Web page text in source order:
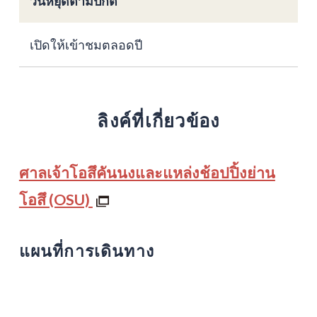
เปิดให้เข้าชมตลอดปี
ลิงค์ที่เกี่ยวข้อง
ศาลเจ้าโอสึคันนงและแหล่งช้อปปิ้งย่าน
โอสึ (OSU)
แผนที่การเดินทาง